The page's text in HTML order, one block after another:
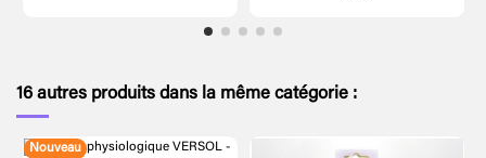
16 autres produits dans la même catégorie :
Nouveau